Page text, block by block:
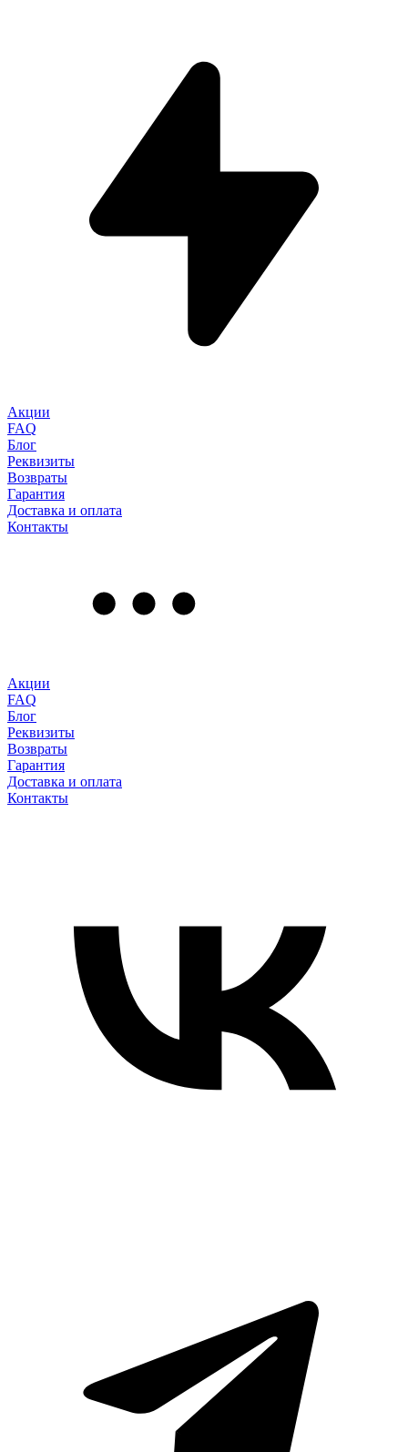
Акции
FAQ
Блог
Реквизиты
Возвраты
Гарантия
Доставка и оплата
Контакты
Акции
FAQ
Блог
Реквизиты
Возвраты
Гарантия
Доставка и оплата
Контакты